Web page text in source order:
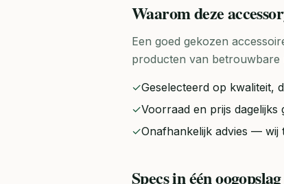
Waarom deze
Een goed gekozen
producten van betrouwbare
✓Geselecteerd op kwaliteit,
✓Voorraad en prijs
✓Onafhankelijk advies —
Specs in één oogopslag